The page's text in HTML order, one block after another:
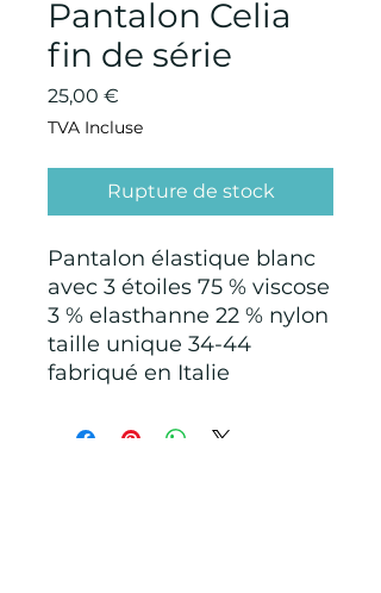
Pantalon Celia
fin de série
25,00 €
TVA Incluse
Rupture de stock
Pantalon élastique blanc
avec 3 étoiles 75 % viscose
3 % elasthanne 22 % nylon
taille unique 34-44
fabriqué en Italie